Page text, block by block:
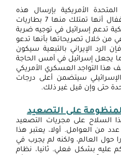
الأمريكية بإرسال هذه
البطارية، والتي لا يمكن إغفال أنها تمتلك منها 7 بطاريات
إسرائيل في توجيه ضربة
تصريحاتها بأنها تدعو
الإيراني بالتبعية سيكون
إسرائيل في أمس الحاجة
العسكري الأمريكي
سيتضمن أعلى درجات
وإن قيل غير ذلك.
على التصعيد
على مجريات التصعيد
أولا، يعتبر هذا
العالم، ولكنه لم يجرب في
بشكل فعلي. ثانيا، نظام